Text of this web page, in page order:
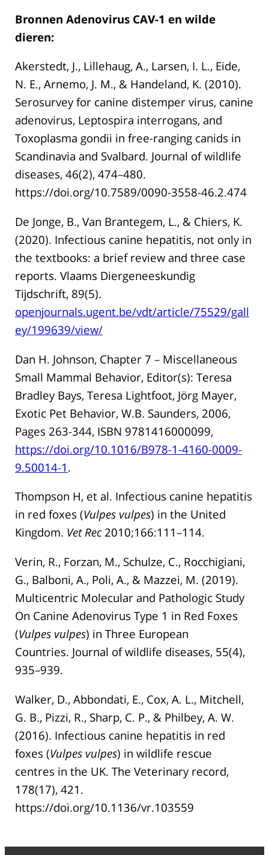
Bronnen Adenovirus CAV-1 en wilde
dieren:
Akerstedt, J., Lillehaug, A., Larsen, I. L., Eide,
N. E., Arnemo, J. M., & Handeland, K. (2010).
Serosurvey for canine distemper virus, canine
adenovirus, Leptospira interrogans, and
Toxoplasma gondii in free-ranging canids in
Scandinavia and Svalbard. Journal of wildlife
diseases, 46(2), 474–480.
https://doi.org/10.7589/0090-3558-46.2.474
De Jonge, B., Van Brantegem, L., & Chiers, K.
(2020). Infectious canine hepatitis, not only in
the textbooks: a brief review and three case
reports. Vlaams Diergeneeskundig
Tijdschrift, 89(5).
openjournals.ugent.be/vdt/article/75529/gall
ey/199639/view/
Dan H. Johnson, Chapter 7 – Miscellaneous
Small Mammal Behavior, Editor(s): Teresa
Bradley Bays, Teresa Lightfoot, Jörg Mayer,
Exotic Pet Behavior, W.B. Saunders, 2006,
Pages 263-344, ISBN 9781416000099,
https://doi.org/10.1016/B978-1-4160-0009-
9.50014-1 .
Thompson H, et al. Infectious canine hepatitis
in red foxes (Vulpes vulpes) in the United
Kingdom. Vet Rec2010;166:111–114.
Verin, R., Forzan, M., Schulze, C., Rocchigiani,
G., Balboni, A., Poli, A., & Mazzei, M. (2019).
Multicentric Molecular and Pathologic Study
On Canine Adenovirus Type 1 in Red Foxes
(Vulpes vulpes) in Three European
Countries. Journal of wildlife diseases, 55(4),
935–939.
Walker, D., Abbondati, E., Cox, A. L., Mitchell,
G. B., Pizzi, R., Sharp, C. P., & Philbey, A. W.
(2016). Infectious canine hepatitis in red
foxes (Vulpes vulpes) in wildlife rescue
centres in the UK. The Veterinary record,
178(17), 421.
https://doi.org/10.1136/vr.103559